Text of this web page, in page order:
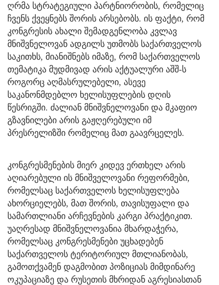
ღრმა სტრატეგიული პარტნიორობის, რომელიც
ჩვენს ქვეყნებს შორის არსებობს. ის ფაქტი, რომ
კონგრესის ახალი შემადგენლობა კვლავ
მნიშვნელოვან ადგილს უთმობს საქართველოს
საკითხს, მიანიშნებს იმაზე, რომ საქართველოს
თემატიკა მუდმივად არის აქტუალური აშშ-ს
როგორც აღმასრულებელი, ასევე
საკანონმდებლო ხელისუფლების დღის
წესრიგში. ძალიან მნიშვნელოვანი და მკაფიო
გზავნილები არის გაჟღერებული იმ
პრესრელიზში რომელიც მათ გაავრცელეს.
კონგრესმენების მიერ კიდევ ერთხელ არის
აღიარებული ის მნიშველოვანი რეფორმები,
რომელსაც საქართველოს ხელისუფლება
ახორციელებს, მათ შორის, თავისუფალი და
სამართლიანი არჩევნების კარგი პრაქტიკით.
უაღრესად მნიშვნელოვანია მხარდაჭერა,
რომელსაც კონგრესმენები უცხადებენ
საქართველოს ტერიტორიულ მთლიანობას,
გამოთქვამენ დაგმობით პოზიციას მიმდინარე
ოკუპაციაზე და რუსეთის მხრიდან აგრესიასთან